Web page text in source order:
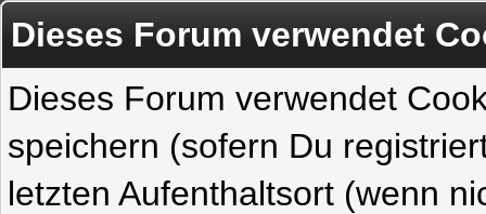
Dieses Forum verwendet
Dieses Forum verwendet
speichern (sofern Du
letzten Aufenthaltsort (wenn